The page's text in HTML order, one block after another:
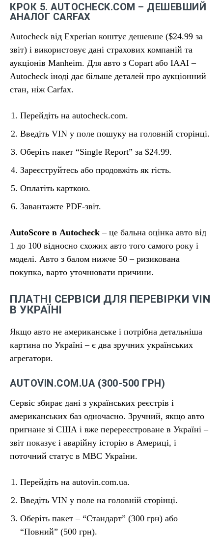
КРОК 5. AUTOCHECK.COM – ДЕШЕВШИЙ
АНАЛОГ CARFAX
Autocheck від Experian коштує дешевше ($24.99 за
звіт) і використовує дані страхових компаній та
аукціонів Manheim. Для авто з Copart або IAAI –
Autocheck іноді дає більше деталей про аукціонний
стан, ніж Carfax.
Перейдіть на autocheck.com.
Введіть VIN у поле пошуку на головній сторінці.
Оберіть пакет “Single Report” за $24.99.
Зареєструйтесь або продовжіть як гість.
Оплатіть карткою.
Завантажте PDF-звіт.
AutoScore в Autocheck – це бальна оцінка авто від
1 до 100 відносно схожих авто того самого року і
моделі. Авто з балом нижче 50 – ризикована
покупка, варто уточнювати причини.
ПЛАТНІ СЕРВІСИ ДЛЯ ПЕРЕВІРКИ VIN
В УКРАЇНІ
Якщо авто не американське і потрібна детальніша
картина по Україні – є два зручних українських
агрегатори.
AUTOVIN.COM.UA (300-500 ГРН)
Сервіс збирає дані з українських реєстрів і
американських баз одночасно. Зручний, якщо авто
пригнане зі США і вже перереєстроване в Україні –
звіт показує і аварійну історію в Америці, і
поточний статус в МВС України.
Перейдіть на autovin.com.ua.
Введіть VIN у поле на головній сторінці.
Оберіть пакет – “Стандарт” (300 грн) або
“Повний” (500 грн).